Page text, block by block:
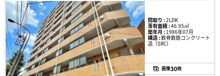
間取り :2LDK
専有面積 :46.95㎡
築年月 :1986年07月
構造 :鉄骨鉄筋コンクリート
造（SRC）
画像30枚